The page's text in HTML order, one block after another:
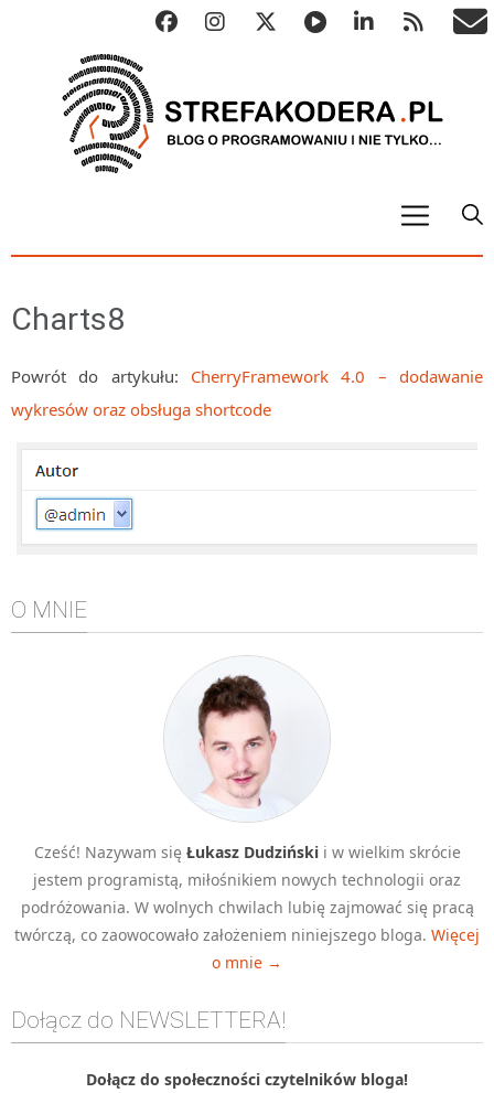
Metody numeryczne
Algorytmy sortowania
Algorytmy szyfrujące
Elementarz Java
Pascal
.htaccess
HTML 5
Django
PHP
MOBILE
Android
KONTROLA WERSJI
Charts8
Powrót do artykułu: CherryFramework 4.0 – dodawanie
wykresów oraz obsługa shortcode
O MNIE
Cześć! Nazywam się Łukasz Dudzińskii w wielkim skrócie
jestem programistą, miłośnikiem nowych technologii oraz
podróżowania. W wolnych chwilach lubię zajmować się pracą
twórczą, co zaowocowało założeniem niniejszego bloga. Więcej
o mnie →
Dołącz do NEWSLETTERA!
Dołącz do społeczności czytelników bloga!